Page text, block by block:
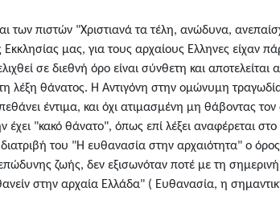
των πιστών "Χριστιανά τα τέλη, ανώδυνα,
μας, για τους αρχαίους Ελληνες είχαν
σε διεθνή όρο είναι σύνθετη και
λέξη θάνατος. Η Αντιγόνη στην ομώνυμη
έντιμα, και όχι ατιμασμένη μη θάβοντας τον
"κακό θάνατο", όπως επί λέξει αναφέρεται
του "Η ευθανασία στην αρχαιότητα" ο
ζωής, δεν εξισωνόταν ποτέ με τη
στην αρχαία Ελλάδα" ( Ευθανασία, η